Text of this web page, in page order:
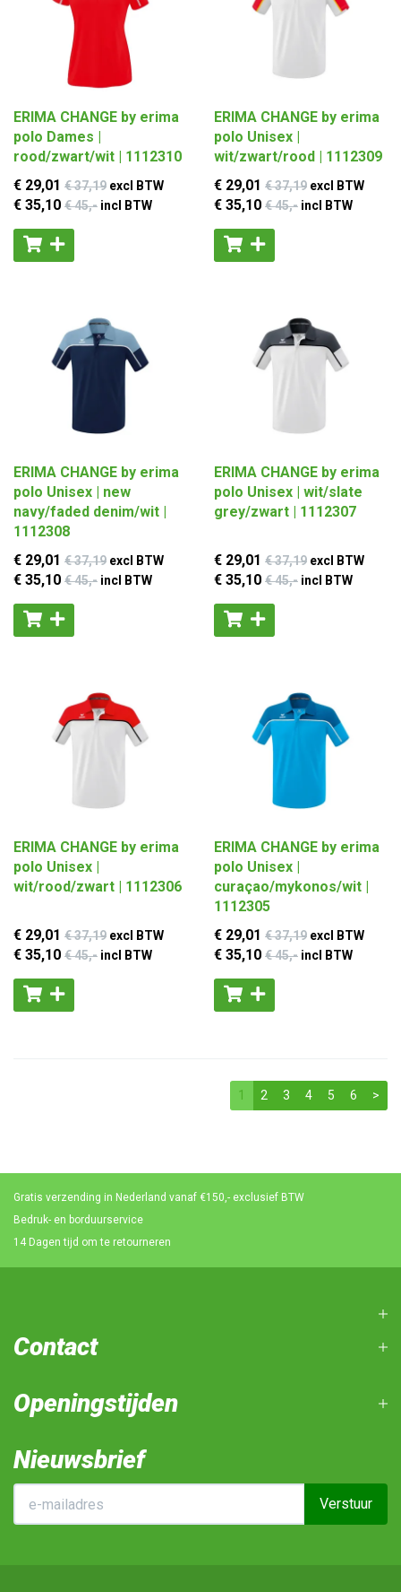
ERIMA CHANGE by erima
polo Dames |
rood/zwart/wit | 1112310
€ 29,01 € 37,19 excl BTW
€ 35,10 € 45,- incl BTW
ERIMA CHANGE by erima
polo Unisex |
wit/zwart/rood | 1112309
€ 29,01 € 37,19 excl BTW
€ 35,10 € 45,- incl BTW
ERIMA CHANGE by erima
polo Unisex | new
navy/faded denim/wit |
1112308
€ 29,01 € 37,19 excl BTW
€ 35,10 € 45,- incl BTW
ERIMA CHANGE by erima
polo Unisex | wit/slate
grey/zwart | 1112307
€ 29,01 € 37,19 excl BTW
€ 35,10 € 45,- incl BTW
ERIMA CHANGE by erima
polo Unisex |
wit/rood/zwart | 1112306
€ 29,01 € 37,19 excl BTW
€ 35,10 € 45,- incl BTW
ERIMA CHANGE by erima
polo Unisex |
curaçao/mykonos/wit |
1112305
€ 29,01 € 37,19 excl BTW
€ 35,10 € 45,- incl BTW
1 2 3 4 5 6 >
Gratis verzending in Nederland vanaf €150,- exclusief BTW
Bedruk- en borduurservice
14 Dagen tijd om te retourneren
Contact
Openingstijden
Nieuwsbrief
Verstuur